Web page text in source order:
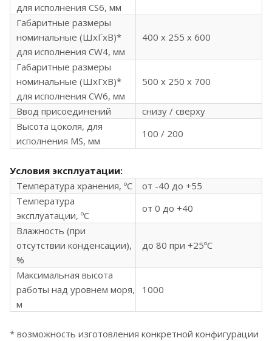
для исполнения CS6, мм
Габаритные размеры
номинальные (ШхГхВ)*
для исполнения CW4, мм
400 x 255 x 600
Габаритные размеры
номинальные (ШхГхВ)*
для исполнения CW6, мм
500 x 250 x 700
Ввод присоединений
снизу / сверху
Высота цоколя, для
исполнения MS, мм
100 / 200
Условия эксплуатации:
Температура хранения, ºC
от -40 до +55
Температура
эксплуатации, ºC
от 0 до +40
Влажность (при
отсутствии конденсации),
%
до 80 при +25ºC
Максимальная высота
работы над уровнем моря,
м
1000
* возможность изготовления конкретной конфигурации